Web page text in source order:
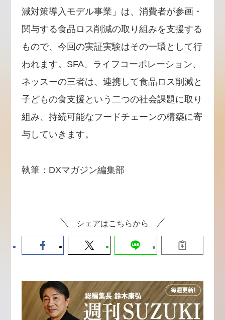
減対策導入モデル事業」は、消費者が参画・
関与する食品ロス削減の取り組みを支援する
もので、今回の実証実験はその一環として行
われます。SFA、ライフコーポレーション、
ネッスーの三者は、連携して食品ロス削減と
子どもの食支援という二つの社会課題に取り
組み、持続可能なフードチェーンの構築に寄
与していきます。
執筆：DXマガジン編集部
シェアはこちらから